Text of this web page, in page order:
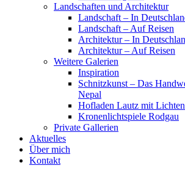
Landschaften und Architektur
Landschaft – In
Landschaft – Auf Reisen
Architektur – In
Architektur – Auf Reisen
Weitere Galerien
Inspiration
Schnitzkunst – Das
Nepal
Hofladen Lautz mit
Kronenlichtspiele Rodgau
Private Gallerien
Aktuelles
Über mich
Kontakt